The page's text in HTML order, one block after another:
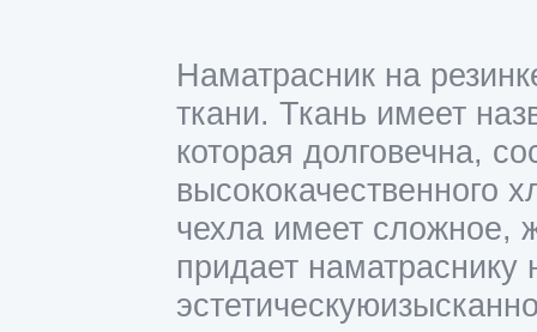
Наматрасник на
ткани. Ткань имеет
которая долговечна,
высококачественного
чехла имеет сложное,
придает наматраснику